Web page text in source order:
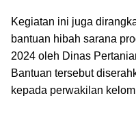
Kegiatan ini juga
bantuan hibah sarana
2024 oleh Dinas
Bantuan tersebut
kepada perwakilan